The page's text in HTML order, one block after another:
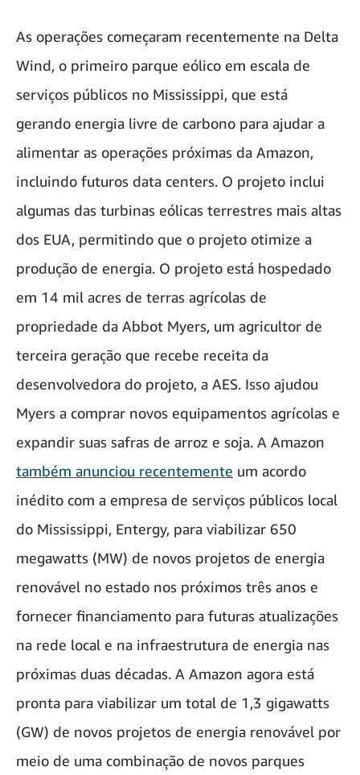
As operações começaram recentemente na Delta
Wind, o primeiro parque eólico em escala de
serviços públicos no Mississippi, que está
gerando energia livre de carbono para ajudar a
alimentar as operações próximas da Amazon,
incluindo futuros data centers. O projeto inclui
algumas das turbinas eólicas terrestres mais altas
dos EUA, permitindo que o projeto otimize a
produção de energia. O projeto está hospedado
em 14 mil acres de terras agrícolas de
propriedade da Abbot Myers, um agricultor de
terceira geração que recebe receita da
desenvolvedora do projeto, a AES. Isso ajudou
Myers a comprar novos equipamentos agrícolas e
expandir suas safras de arroz e soja. A Amazon
também anunciou recentemente um acordo
inédito com a empresa de serviços públicos local
do Mississippi, Entergy, para viabilizar 650
megawatts (MW) de novos projetos de energia
renovável no estado nos próximos três anos e
fornecer financiamento para futuras atualizações
na rede local e na infraestrutura de energia nas
próximas duas décadas. A Amazon agora está
pronta para viabilizar um total de 1,3 gigawatts
(GW) de novos projetos de energia renovável por
meio de uma combinação de novos parques